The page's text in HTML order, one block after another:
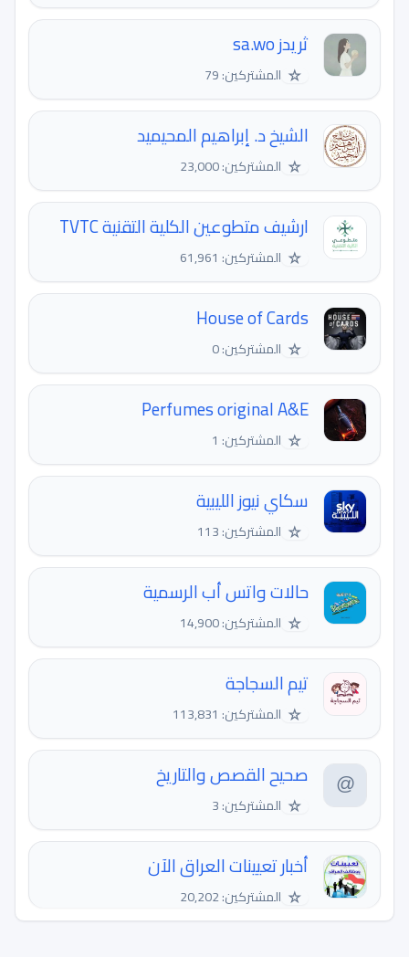
ثريدز sa.wo
☆ المشتركين: 79
الشيخ د. إبراهيم المحيميد
☆ المشتركين: 23,000
ارشيف متطوعين الكلية التقنية TVTC
☆ المشتركين: 61,961
House of Cards
☆ المشتركين: 0
Perfumes original A&E
☆ المشتركين: 1
سكاي نيوز الليبية
☆ المشتركين: 113
حالات واتس أب الرسمية
☆ المشتركين: 14,900
تيم السجاجة
☆ المشتركين: 113,831
صحيح القصص والتاريخ
☆ المشتركين: 3
أخبار تعيينات العراق الآن
☆ المشتركين: 20,202